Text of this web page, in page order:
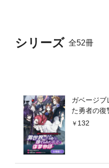
シリーズ 全52冊
ガベージブ
た勇者の復
132